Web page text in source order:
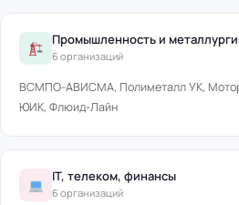
Промышленность и
6 организаций
ВСМПО-АВИСМА, Полиметалл УК,
ЮИК, Флюид-Лайн
IT, телеком, финансы
6 организаций